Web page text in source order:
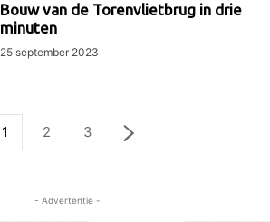
Bouw van de Torenvlietbrug in drie
minuten
25 september 2023
1 2 3
- Advertentie -